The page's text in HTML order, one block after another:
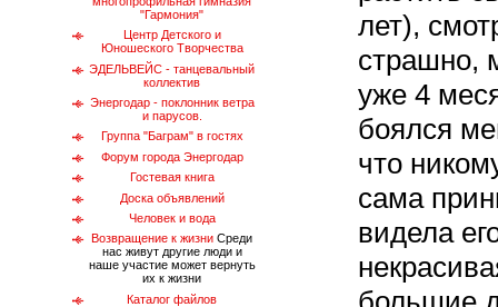
"Гармония"
Центр Детского и
Юношеского Творчества
ЭДЕЛЬВЕЙС - танцевальный
коллектив
Энергодар - поклонник ветра
и парусов.
Группа "Баграм" в гостях
Форум города Энергодар
Гостевая книга
Доска объявлений
Человек и вода
Возвращение к жизни Среди
нас живут другие люди и
наше участие может вернуть
их к жизни
Каталог файлов
лет),
страшно,
уже 4
боялся
что
сама
видела